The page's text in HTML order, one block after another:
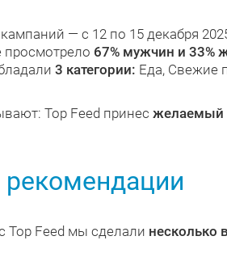
кампаний — с 12 по 15 декабря
67% мужчин и 33%
3 категории: Еда, Свежие
Top Feed принес желаемый
Top Feed мы сделали несколько